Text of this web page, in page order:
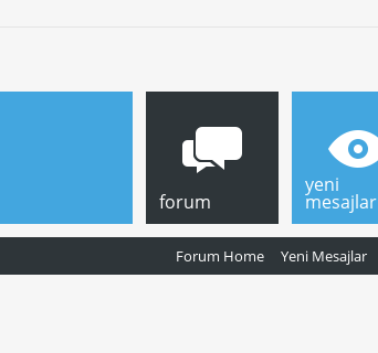
forum
Forum Home Yeni Mesajlar
yeni
mesajlar